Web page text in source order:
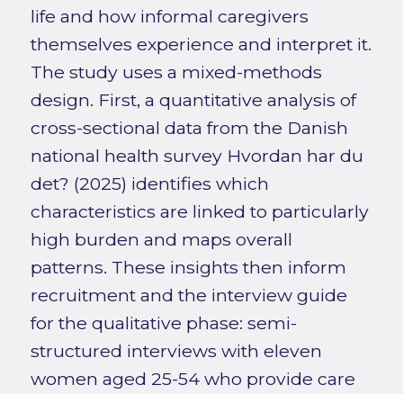
life and how informal caregivers
themselves experience and interpret it.
The study uses a mixed-methods
design. First, a quantitative analysis of
cross-sectional data from the Danish
national health survey Hvordan har du
det? (2025) identifies which
characteristics are linked to particularly
high burden and maps overall
patterns. These insights then inform
recruitment and the interview guide
for the qualitative phase: semi-
structured interviews with eleven
women aged 25-54 who provide care